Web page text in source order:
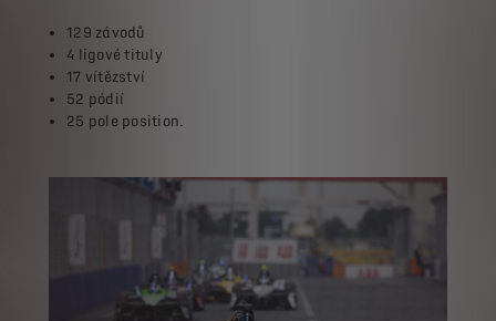
129 závodů
4 ligové tituly
17 vítězství
52 pódií
25 pole position.